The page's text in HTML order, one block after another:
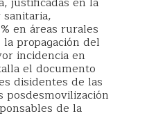
en áreas rurales
propagación del
incidencia en
el documento
disidentes de las
de la